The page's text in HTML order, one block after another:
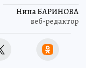
Нина БАРИНОВА
веб-редактор